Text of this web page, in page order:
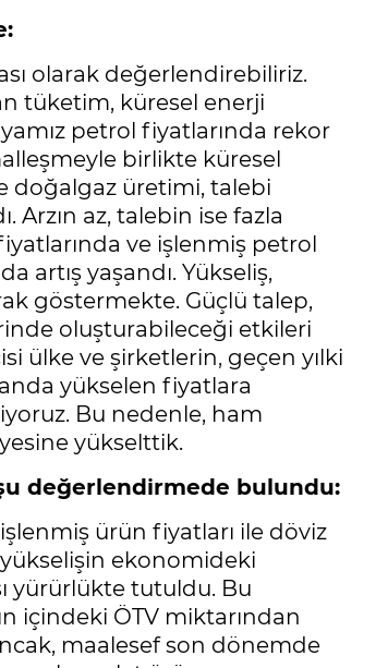
olarak değerlendirebiliriz.
tüketim, küresel enerji
petrol fiyatlarında rekor
birlikte küresel
doğalgaz üretimi, talebi
Arzın az, talebin ise fazla
ve işlenmiş petrol
artış yaşandı. Yükseliş,
göstermekte. Güçlü talep,
oluşturabileceği etkileri
ülke ve şirketlerin, geçen yılki
yükselen fiyatlara
Bu nedenle, ham
yükselttik.
değerlendirmede bulundu:
ürün fiyatları ile döviz
yükselişin ekonomideki
yürürlükte tutuldu. Bu
içindeki ÖTV miktarından
maalesef son dönemde